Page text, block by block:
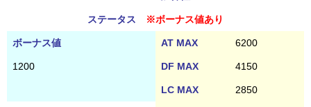
ステータス ※ボーナス値あり
ボーナス値 AT MAX 6200
1200 DF MAX 4150
LC MAX 2850